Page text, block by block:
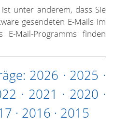
unter anderem, dass Sie
gesendeten E-Mails im
E-Mail-Programms finden
2026 · 2025 ·
· 2021 · 2020 ·
· 2016 · 2015